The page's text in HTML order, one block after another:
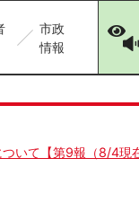
市政
情報
いて【第9報（8/4現